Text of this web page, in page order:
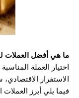
ما هي أفضل العملات
اختيار العملة
الاستقرار
فيما يلي أبرز